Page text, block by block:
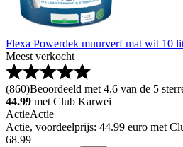
Flexa Powerdek muurverf mat wit 10
Meest verkocht
(860)Beoordeeld met 4.6 van de 5
44.99 met Club Karwei
ActieActie
Actie, voordeelprijs: 44.99 euro met
68.99